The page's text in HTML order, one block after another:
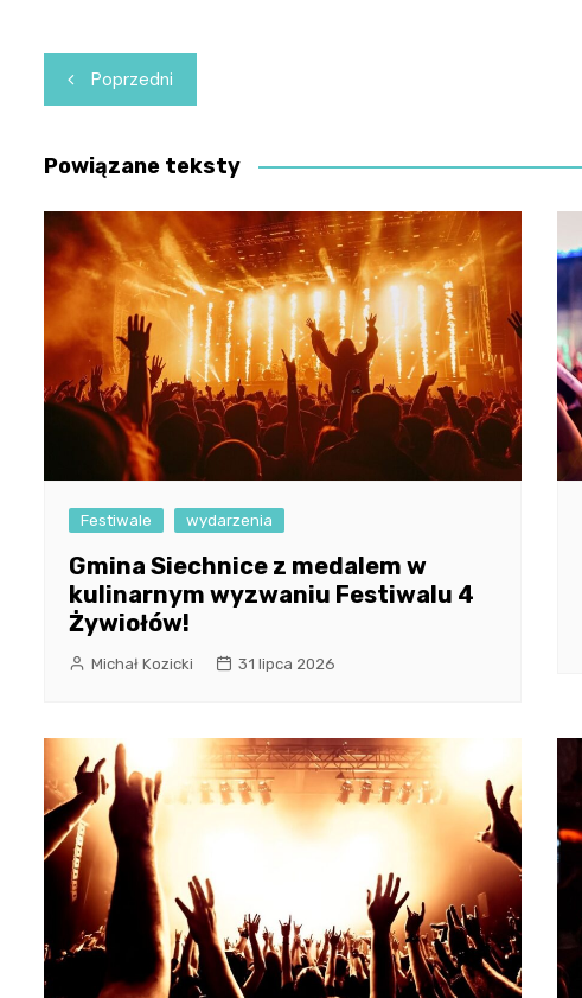
Nawigacja
wpisu
Poprzedni
Powiązane teksty
Festiwale wydarzenia
Gmina Siechnice z medalem w
kulinarnym wyzwaniu Festiwalu 4
Żywiołów!
Michał Kozicki 31 lipca 2026